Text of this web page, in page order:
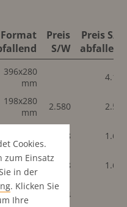
Format
Preis
S/W
Preis S/W
abfallend
396x280
mm
4.124
198x280
mm
2.580 2.580
mm
1.678 1.678
mm 1.678 1.614
944
Cookies.
zum Einsatz
in der
. Klicken Sie
Ihre